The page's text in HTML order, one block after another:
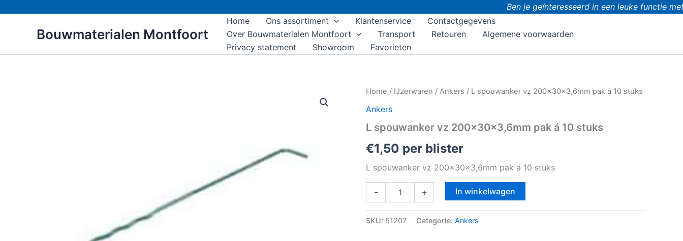
Ben je geïnteresseerd in een leuke functie
Bouwmaterialen Montfoort
Home Ons assortiment Klantenservice
Contactgegevens
Over Bouwmaterialen Montfoort
Transport Retouren
Algemene voorwaarden
Privacy statement
Showroom Favorieten
Home / IJzerwaren / Ankers / L spouwanker vz 200x30x3,6mm pak á 10 stuks
Ankers
L spouwanker vz 200x30x3,6mm pak á 10 stuks
€1,50 per blister
L spouwanker vz 200x30x3,6mm pak á 10 stuks
-
L
vz
pak
10
aantal
+ In winkelwagen
SKU: 51207 Categorie: Ankers